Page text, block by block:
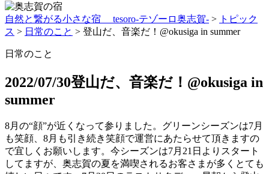
自然と繋がる小さな宿 tesoro-テゾーロ奥志賀- > トピック
ス > 日常のこと > 登山だ、音楽だ！@okusiga in summer
日常のこと
2022/07/30登山だ、音楽だ！@okusiga in
summer
8月の“顔”が近くなって参りました。グリーンシーズンは7月
も笑顔、8月も引き続き笑顔で運営にあたらせて頂きますの
で宜しくお願いします。今シーズンは7月21日よりスタート
してますが、奥志賀の夏を満喫されるお客さまが多くとても